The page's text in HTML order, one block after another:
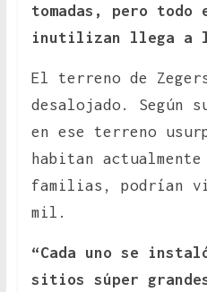
tomadas, pero todo
inutilizan llega a
El terreno de
desalojado. Según
en ese terreno
habitan
familias, podrían
mil.
“Cada uno se
sitios súper